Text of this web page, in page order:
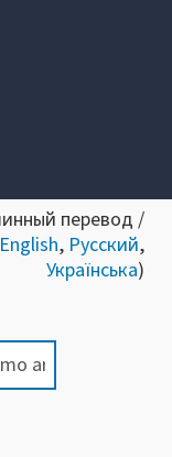
перевод /
English, Русский,
Українська)